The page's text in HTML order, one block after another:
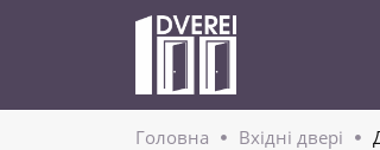
Головнa Вхідні двері